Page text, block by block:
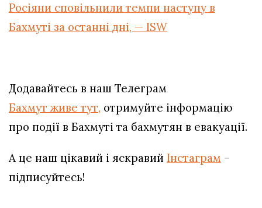
Росіяни сповільнили темпи наступу в
Бахмуті за останні дні, — ISW
Додавайтесь в наш Телеграм
Бахмут живе тут, отримуйте інформацію
про події в Бахмуті та бахмутян в евакуації.
А це наш цікавий і яскравий Інстаграм –
підписуйтесь!